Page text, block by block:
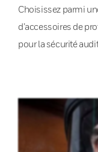
Choisissez parmi
d’accessoires de
pour la sécurité